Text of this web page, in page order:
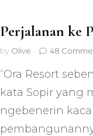
Perjalanan ke
by Olive 48
“Ora Resort
kata Sopir yang
ngebenerin kaca